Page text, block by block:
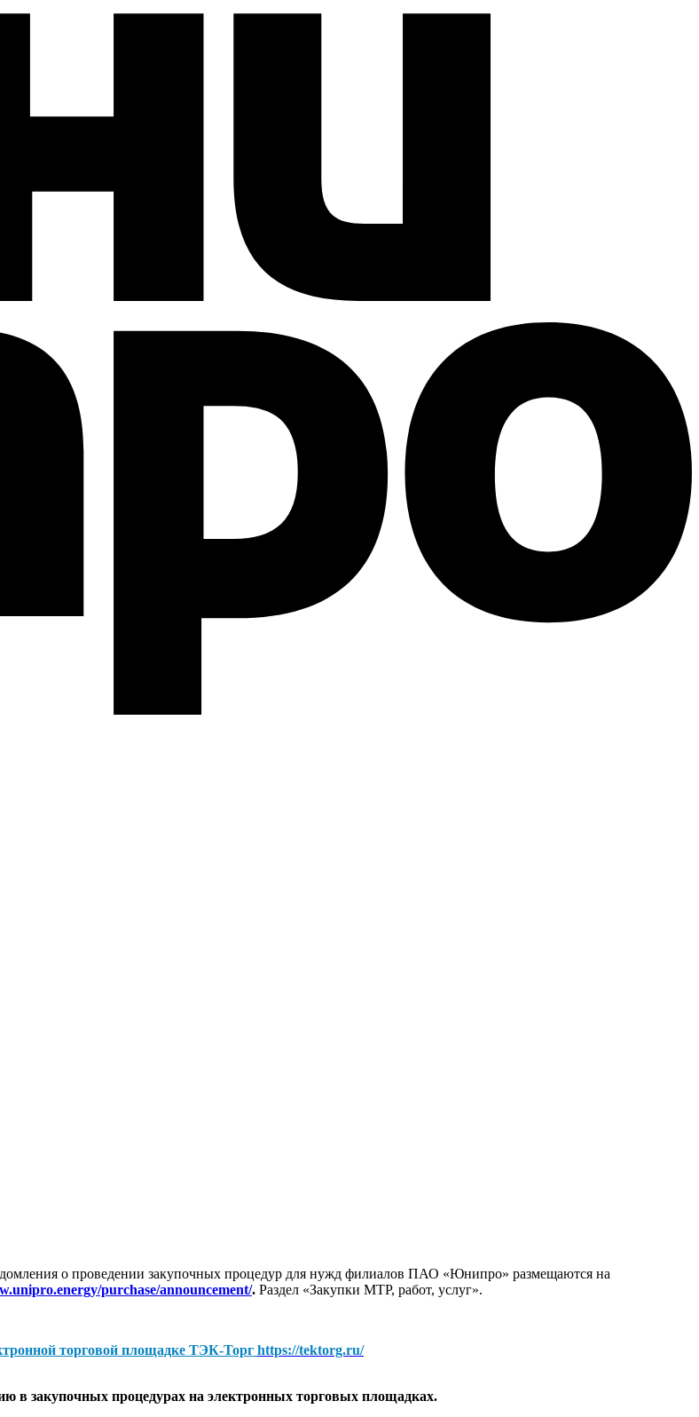
о проведении закупочных процедур для нужд филиалов ПАО «Юнипро» размещаются на
purchase/announcement/. Раздел «Закупки МТР, работ, услуг».
торговой площадке ТЭК-Торг https://tektorg.ru/
в закупочных процедурах на электронных торговых площадках.